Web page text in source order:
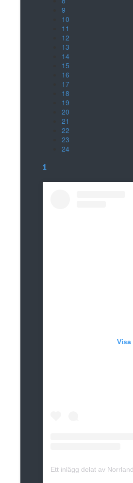
9
10
11
12
13
14
15
16
17
18
19
20
21
22
23
24
1
Visa
Ett inlägg delat av